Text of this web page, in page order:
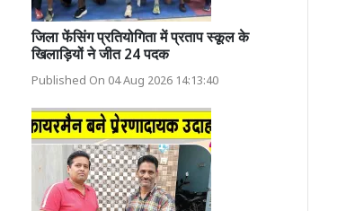
जिला फेंसिंग प्रतियोगिता में प्रताप स्कूल के
खिलाड़ियों ने जीत 24 पदक
Published On 04 Aug 2026 14:13:40